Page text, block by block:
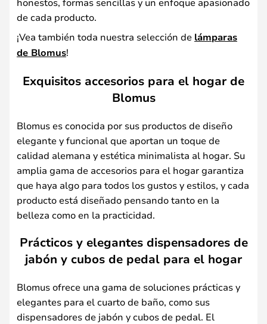
de cada producto.
¡Vea también toda nuestra selección de lámparas
de Blomus!
Exquisitos accesorios para el hogar de
Blomus
Blomus es conocida por sus productos de diseño
elegante y funcional que aportan un toque de
calidad alemana y estética minimalista al hogar. Su
amplia gama de accesorios para el hogar garantiza
que haya algo para todos los gustos y estilos, y cada
producto está diseñado pensando tanto en la
belleza como en la practicidad.
Prácticos y elegantes dispensadores de
jabón y cubos de pedal para el hogar
Blomus ofrece una gama de soluciones prácticas y
elegantes para el cuarto de baño, como sus
dispensadores de jabón y cubos de pedal. El